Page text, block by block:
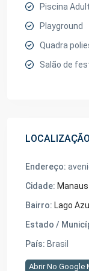
Piscina
Playground
Quadra
Salão de
LOCALIZAÇÃO
Endereço:
Cidade: Manaus
Bairro: Lago Azul
Estado /
País: Brasil
Abrir No Google